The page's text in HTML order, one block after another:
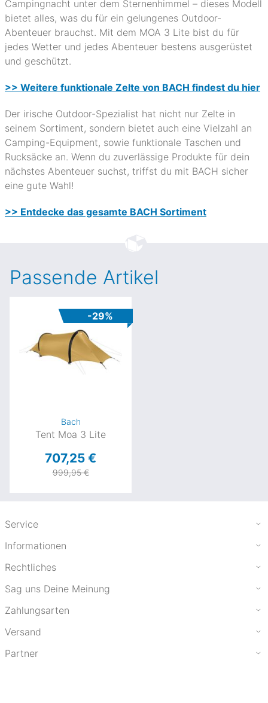
Campingnacht unter dem Sternenhimmel – dieses Modell
bietet alles, was du für ein gelungenes Outdoor-
Abenteuer brauchst. Mit dem MOA 3 Lite bist du für
jedes Wetter und jedes Abenteuer bestens ausgerüstet
und geschützt.
>> Weitere funktionale Zelte von BACH findest du hier
Der irische Outdoor-Spezialist hat nicht nur Zelte in
seinem Sortiment, sondern bietet auch eine Vielzahl an
Camping-Equipment, sowie funktionale Taschen und
Rucksäcke an. Wenn du zuverlässige Produkte für dein
nächstes Abenteuer suchst, triffst du mit BACH sicher
eine gute Wahl!
>> Entdecke das gesamte BACH Sortiment
Passende Artikel
-29%
Bach
Tent Moa 3 Lite
707,25 €
999,95 €
Service
Informationen
Rechtliches
Sag uns Deine Meinung
Zahlungsarten
Versand
Partner